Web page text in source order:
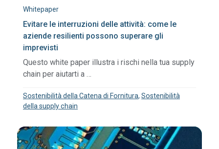
Whitepaper
Evitare le interruzioni delle attività: come le
aziende resilienti possono superare gli
imprevisti
Questo white paper illustra i rischi nella tua supply
chain per aiutarti a …
Sostenibilità della Catena di Fornitura,Sostenibilità
della supply chain